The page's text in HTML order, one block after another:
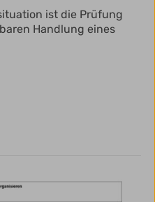
ist die Prüfung
Handlung eines